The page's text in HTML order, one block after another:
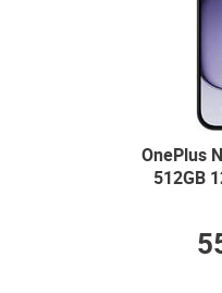
OnePlus
512GB